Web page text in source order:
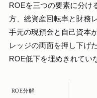
ROEを三つの要素に分け
方、総資産回転率と財務
手元の現預金と自己資本
レッジの両面を押し下げ
ROE低下を埋めきれてい
ROE分解